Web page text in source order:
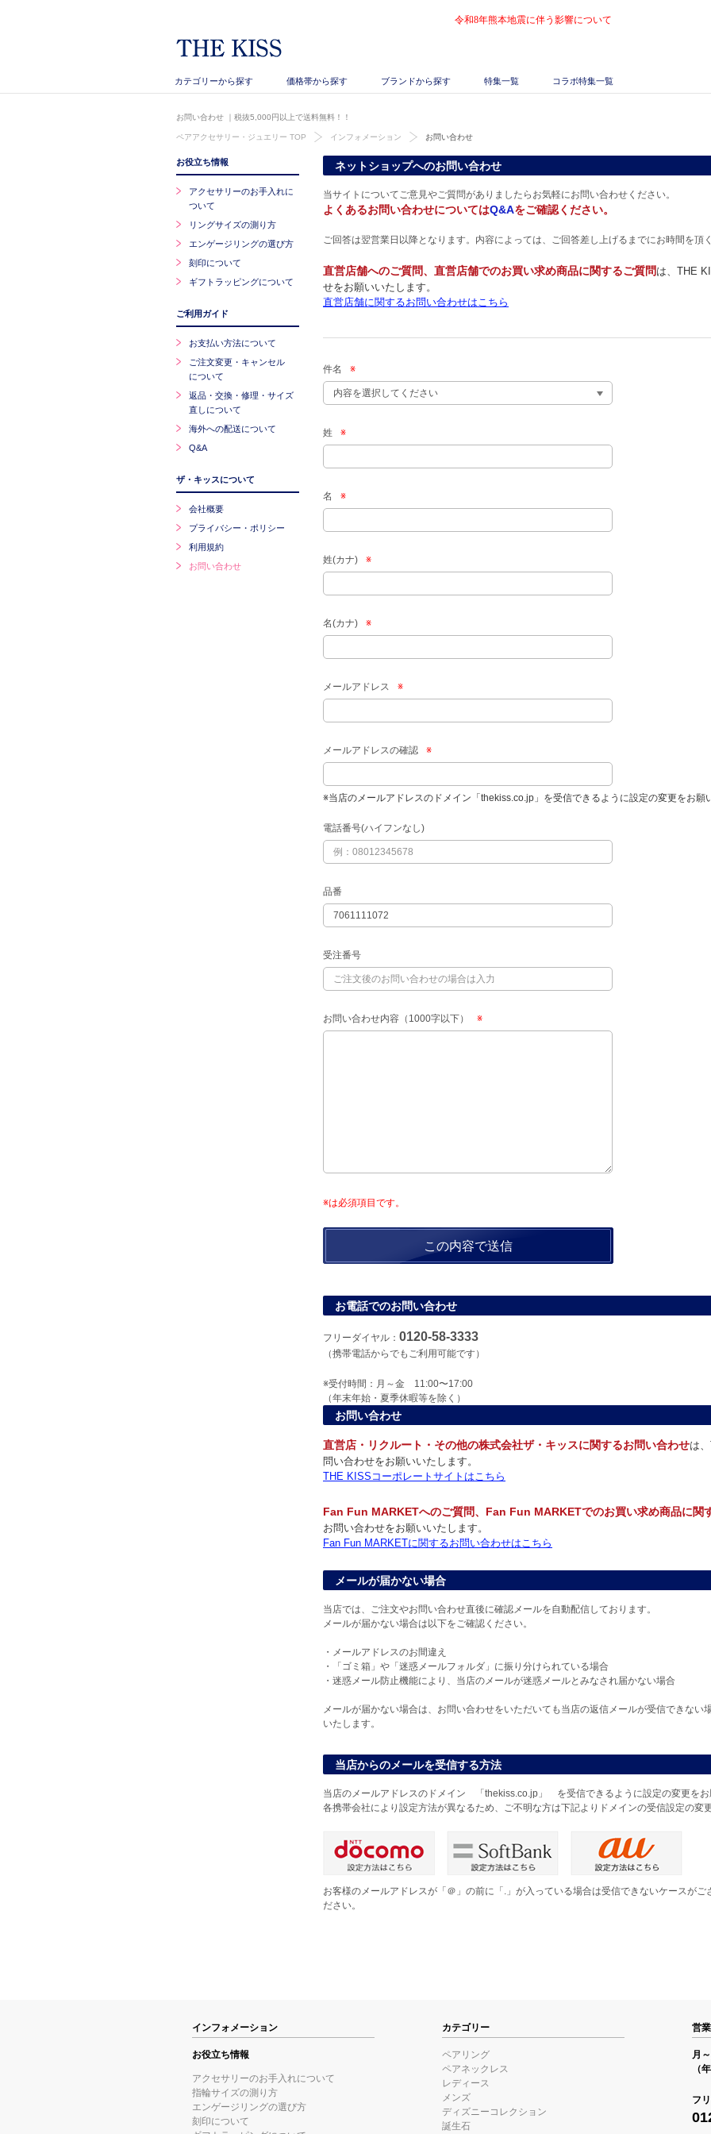
令和8年熊本地震に伴う影響について
カテゴリーから探す 価格帯から探す ブランドから探す 特集一覧 コラボ特集一覧
お問い合わせ ｜税抜5,000円以上で送料無料！！
ペアアクセサリー・ジュエリー TOP インフォメーション お問い合わせ
ネットショップへのお問い合わせ
当サイトについてご意見やご質問がありましたらお気軽にお問い合わせください。
よくあるお問い合わせについてはQ&Aをご確認ください。
ご回答は翌営業日以降となります。内容によっては、ご回答差し上げるまでにお時間を頂
直営店舗へのご質問、直営店舗でのお買い求め商品に関するご質問 は、THE
せをお願いいたします。
直営店舗に関するお問い合わせはこちら
件名 ※
姓 ※
名 ※
姓(カナ) ※
名(カナ) ※
メールアドレス ※
メールアドレスの確認 ※
※当店のメールアドレスのドメイン「thekiss.co.jp」を受信できるように設定の変更をお願
電話番号(ハイフンなし)
品番
受注番号
お問い合わせ内容（1000字以下） ※
※は必須項目です。
お電話でのお問い合わせ
フリーダイヤル： 0120-58-3333
（携帯電話からでもご利用可能です）
※受付時間：月～金 11:00〜17:00
（年末年始・夏季休暇等を除く）
お問い合わせ
直営店・リクルート・その他の株式会社ザ・キッスに関するお問い合わせは
問い合わせをお願いいたします。
THE KISSコーポレートサイトはこちら
Fan Fun MARKETへのご質問、Fan Fun MARKETでのお買い求め商品に関
お問い合わせをお願いいたします。
Fan Fun MARKETに関するお問い合わせはこちら
メールが届かない場合
当店では、ご注文やお問い合わせ直後に確認メールを自動配信しております。
メールが届かない場合は以下をご確認ください。
・メールアドレスのお間違え
・「ゴミ箱」や「迷惑メールフォルダ」に振り分けられている場合
・迷惑メール防止機能により、当店のメールが迷惑メールとみなされ届かない場合
メールが届かない場合は、お問い合わせをいただいても当店の返信メールが受信できない
いたします。
当店からのメールを受信する方法
当店のメールアドレスのドメイン 「thekiss.co.jp」 を受信できるように設定の変更をお
各携帯会社により設定方法が異なるため、ご不明な方は下記よりドメインの受信設定の変
お客様のメールアドレスが「＠」の前に「.」が入っている場合は受信できないケースがご
ださい。
お役立ち情報
アクセサリーのお手入れに
ついて
リングサイズの測り方
エンゲージリングの選び方
刻印について
ギフトラッピングについて
ご利用ガイド
お支払い方法について
ご注文変更・キャンセル
について
返品・交換・修理・サイズ
直しについて
海外への配送について
Q&A
ザ・キッスについて
会社概要
プライバシー・ポリシー
利用規約
お問い合わせ
インフォメーション
お役立ち情報
アクセサリーのお手入れについて
指輪サイズの測り方
エンゲージリングの選び方
刻印について
カテゴリー
ペアリング
ペアネックレス
レディース
メンズ
ディズニーコレクション
誕生石
営
月
（
フ